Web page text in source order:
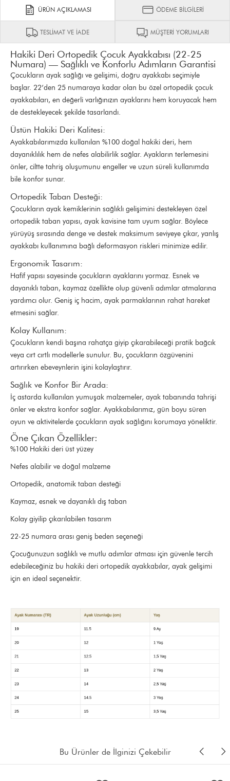
ÜRÜN AÇIKLAMASI ÖDEME BİLGİLERİ
TESLİMAT VE İADE MÜŞTERİ YORUMLARI
Hakiki Deri Ortopedik Çocuk Ayakkabısı (22-25
Numara) — Sağlıklı ve Konforlu Adımların Garantisi
Çocukların ayak sağlığı ve gelişimi, doğru ayakkabı seçimiyle
başlar. 22’den 25 numaraya kadar olan bu özel ortopedik çocuk
ayakkabıları, en değerli varlığınızın ayaklarını hem koruyacak hem
de destekleyecek şekilde tasarlandı.
Üstün Hakiki Deri Kalitesi:
Ayakkabılarımızda kullanılan %100 doğal hakiki deri, hem
dayanıklılık hem de nefes alabilirlik sağlar. Ayakların terlemesini
önler, ciltte tahriş oluşumunu engeller ve uzun süreli kullanımda
bile konfor sunar.
Ortopedik Taban Desteği:
Çocukların ayak kemiklerinin sağlıklı gelişimini destekleyen özel
ortopedik taban yapısı, ayak kavisine tam uyum sağlar. Böylece
yürüyüş sırasında denge ve destek maksimum seviyeye çıkar, yanlış
ayakkabı kullanımına bağlı deformasyon riskleri minimize edilir.
Ergonomik Tasarım:
Hafif yapısı sayesinde çocukların ayaklarını yormaz. Esnek ve
dayanıklı taban, kaymaz özellikte olup güvenli adımlar atmalarına
yardımcı olur. Geniş iç hacim, ayak parmaklarının rahat hareket
etmesini sağlar.
Kolay Kullanım:
Çocukların kendi başına rahatça giyip çıkarabileceği pratik bağcık
veya cırt cırtlı modellerle sunulur. Bu, çocukların özgüvenini
artırırken ebeveynlerin işini kolaylaştırır.
Sağlık ve Konfor Bir Arada:
İç astarda kullanılan yumuşak malzemeler, ayak tabanında tahrişi
önler ve ekstra konfor sağlar. Ayakkabılarımız, gün boyu süren
oyun ve aktivitelerde çocukların ayak sağlığını korumaya yöneliktir.
Öne Çıkan Özellikler:
%100 Hakiki deri üst yüzey
Nefes alabilir ve doğal malzeme
Ortopedik, anatomik taban desteği
Kaymaz, esnek ve dayanıklı dış taban
Kolay giyilip çıkarılabilen tasarım
22-25 numara arası geniş beden seçeneği
Çocuğunuzun sağlıklı ve mutlu adımlar atması için güvenle tercih
edebileceğiniz bu hakiki deri ortopedik ayakkabılar, ayak gelişimi
için en ideal seçenektir.
Bu Ürünler de İlginizi Çekebilir